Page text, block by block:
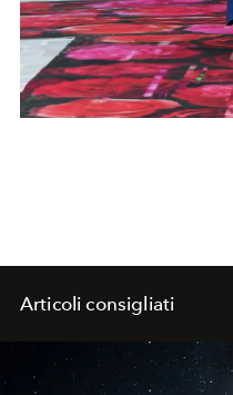
Articoli consigliati